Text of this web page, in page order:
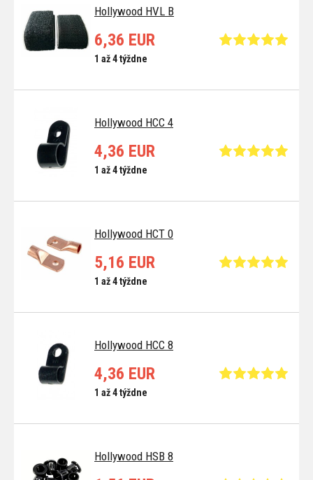
Hollywood HVL B
6,36 EUR
1 až 4 týždne
Hollywood HCC 4
4,36 EUR
1 až 4 týždne
Hollywood HCT 0
5,16 EUR
1 až 4 týždne
Hollywood HCC 8
4,36 EUR
1 až 4 týždne
Hollywood HSB 8